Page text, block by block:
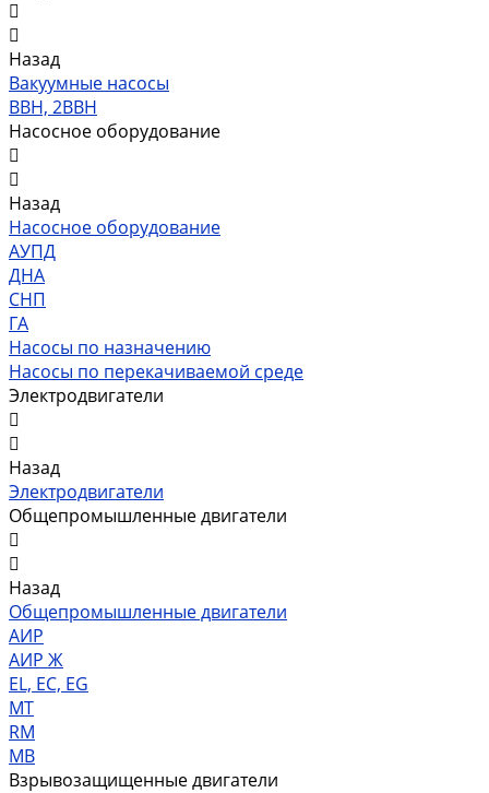
Назад
Вакуумные насосы
ВВН, 2ВВН
Насосное оборудование
Назад
Насосное оборудование
АУПД
ДНА
СНП
ГА
Насосы по назначению
Насосы по перекачиваемой среде
Электродвигатели
Назад
Электродвигатели
Общепромышленные двигатели
Назад
Общепромышленные двигатели
АИР
АИР Ж
EL, EC, EG
MT
RM
MB
Взрывозащищенные двигатели